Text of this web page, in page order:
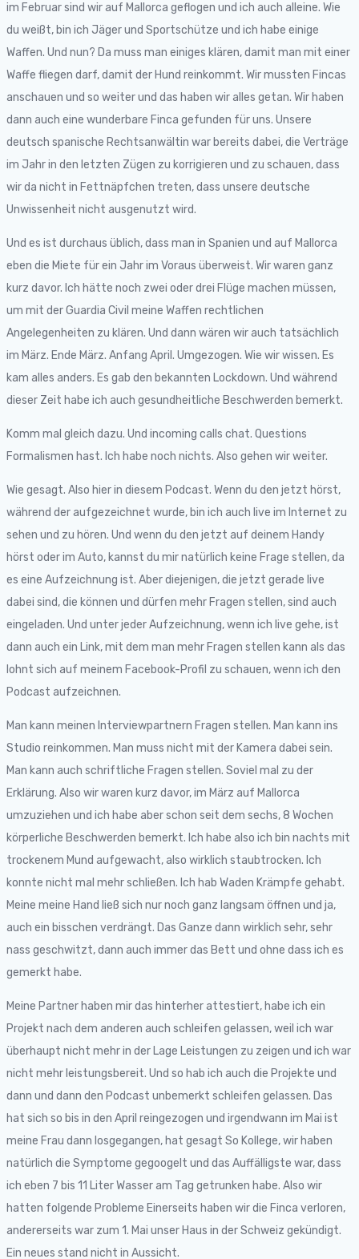
im Februar sind wir auf Mallorca geflogen und ich auch alleine. Wie
du weißt, bin ich Jäger und Sportschütze und ich habe einige
Waffen. Und nun? Da muss man einiges klären, damit man mit einer
Waffe fliegen darf, damit der Hund reinkommt. Wir mussten Fincas
anschauen und so weiter und das haben wir alles getan. Wir haben
dann auch eine wunderbare Finca gefunden für uns. Unsere
deutsch spanische Rechtsanwältin war bereits dabei, die Verträge
im Jahr in den letzten Zügen zu korrigieren und zu schauen, dass
wir da nicht in Fettnäpfchen treten, dass unsere deutsche
Unwissenheit nicht ausgenutzt wird.
Und es ist durchaus üblich, dass man in Spanien und auf Mallorca
eben die Miete für ein Jahr im Voraus überweist. Wir waren ganz
kurz davor. Ich hätte noch zwei oder drei Flüge machen müssen,
um mit der Guardia Civil meine Waffen rechtlichen
Angelegenheiten zu klären. Und dann wären wir auch tatsächlich
im März. Ende März. Anfang April. Umgezogen. Wie wir wissen. Es
kam alles anders. Es gab den bekannten Lockdown. Und während
dieser Zeit habe ich auch gesundheitliche Beschwerden bemerkt.
Komm mal gleich dazu. Und incoming calls chat. Questions
Formalismen hast. Ich habe noch nichts. Also gehen wir weiter.
Wie gesagt. Also hier in diesem Podcast. Wenn du den jetzt hörst,
während der aufgezeichnet wurde, bin ich auch live im Internet zu
sehen und zu hören. Und wenn du den jetzt auf deinem Handy
hörst oder im Auto, kannst du mir natürlich keine Frage stellen, da
es eine Aufzeichnung ist. Aber diejenigen, die jetzt gerade live
dabei sind, die können und dürfen mehr Fragen stellen, sind auch
eingeladen. Und unter jeder Aufzeichnung, wenn ich live gehe, ist
dann auch ein Link, mit dem man mehr Fragen stellen kann als das
lohnt sich auf meinem Facebook-Profil zu schauen, wenn ich den
Podcast aufzeichnen.
Man kann meinen Interviewpartnern Fragen stellen. Man kann ins
Studio reinkommen. Man muss nicht mit der Kamera dabei sein.
Man kann auch schriftliche Fragen stellen. Soviel mal zu der
Erklärung. Also wir waren kurz davor, im März auf Mallorca
umzuziehen und ich habe aber schon seit dem sechs, 8 Wochen
körperliche Beschwerden bemerkt. Ich habe also ich bin nachts mit
trockenem Mund aufgewacht, also wirklich staubtrocken. Ich
konnte nicht mal mehr schließen. Ich hab Waden Krämpfe gehabt.
Meine meine Hand ließ sich nur noch ganz langsam öffnen und ja,
auch ein bisschen verdrängt. Das Ganze dann wirklich sehr, sehr
nass geschwitzt, dann auch immer das Bett und ohne dass ich es
gemerkt habe.
Meine Partner haben mir das hinterher attestiert, habe ich ein
Projekt nach dem anderen auch schleifen gelassen, weil ich war
überhaupt nicht mehr in der Lage Leistungen zu zeigen und ich war
nicht mehr leistungsbereit. Und so hab ich auch die Projekte und
dann und dann den Podcast unbemerkt schleifen gelassen. Das
hat sich so bis in den April reingezogen und irgendwann im Mai ist
meine Frau dann losgegangen, hat gesagt So Kollege, wir haben
natürlich die Symptome gegoogelt und das Auffälligste war, dass
ich eben 7 bis 11 Liter Wasser am Tag getrunken habe. Also wir
hatten folgende Probleme Einerseits haben wir die Finca verloren,
andererseits war zum 1. Mai unser Haus in der Schweiz gekündigt.
Ein neues stand nicht in Aussicht.